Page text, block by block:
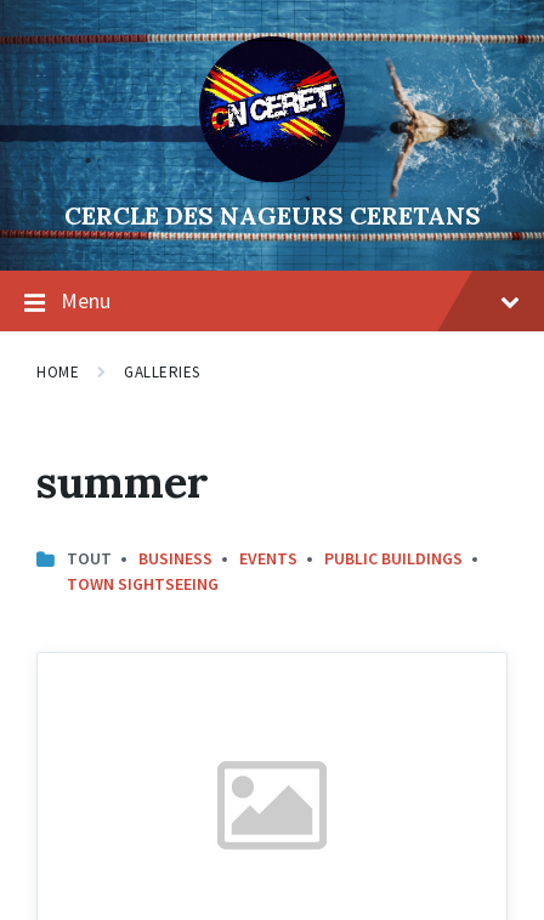
Skip
to
content
Skip
to
main
navigation
Skip
to
footer
CERCLE DES NAGEURS CERETANS
Menu
HOME GALLERIES
summer
TOUT BUSINESS EVENTS
PUBLIC BUILDINGS
TOWN SIGHTSEEING